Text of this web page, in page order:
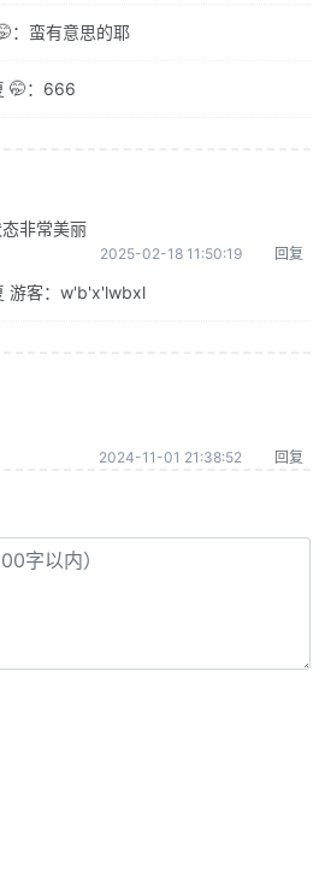
：蛮有意思的耶
🤭：666
非常美丽
2025-02-18 11:50:19 回复
游客：w'b'x'lwbxl
2024-11-01 21:38:52 回复